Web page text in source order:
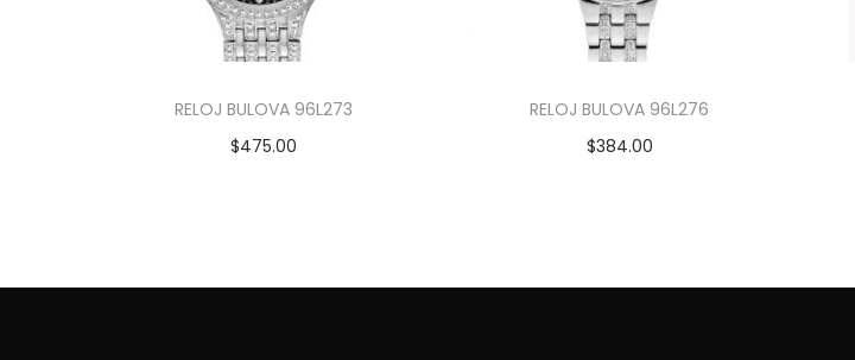
RELOJ BULOVA 96L273
$475.00
RELOJ BULOVA 96L276
$384.00